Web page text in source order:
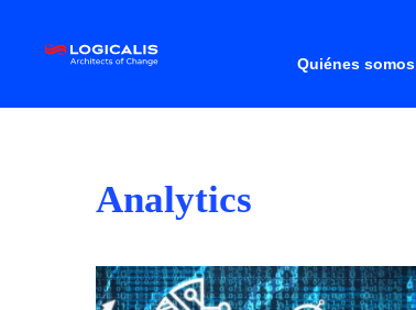
Quiénes somos
Analytics